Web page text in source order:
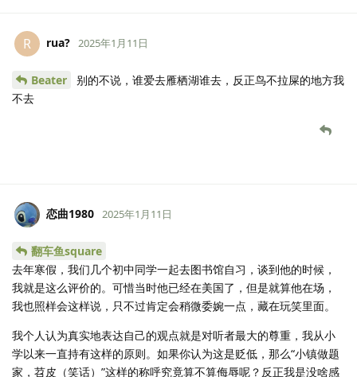
R rua? 2025年1月11日
Beater
别的不说，谁爱去雁栖湖谁去，反正鸟不拉屎的地方我
不去
恋曲1980 2025年1月11日
翻车鱼square
去年寒假，我们几个初中同学一起去图书馆自习，谈到他的时候，
我就是这么评价的。可惜当时他已经在美国了，但是就算他在场，
我也照样会这样说，只不过肯定会稍微委婉一点，藏在玩笑里面。
我个人认为真实地表达自己的观点就是对听者最大的尊重，我从小
学以来一直持有这样的原则。如果你认为这是贬低，那么“小镇做题
家，苕皮（笑话）”这样的称呼究竟算不算侮辱呢？反正我是没啥感